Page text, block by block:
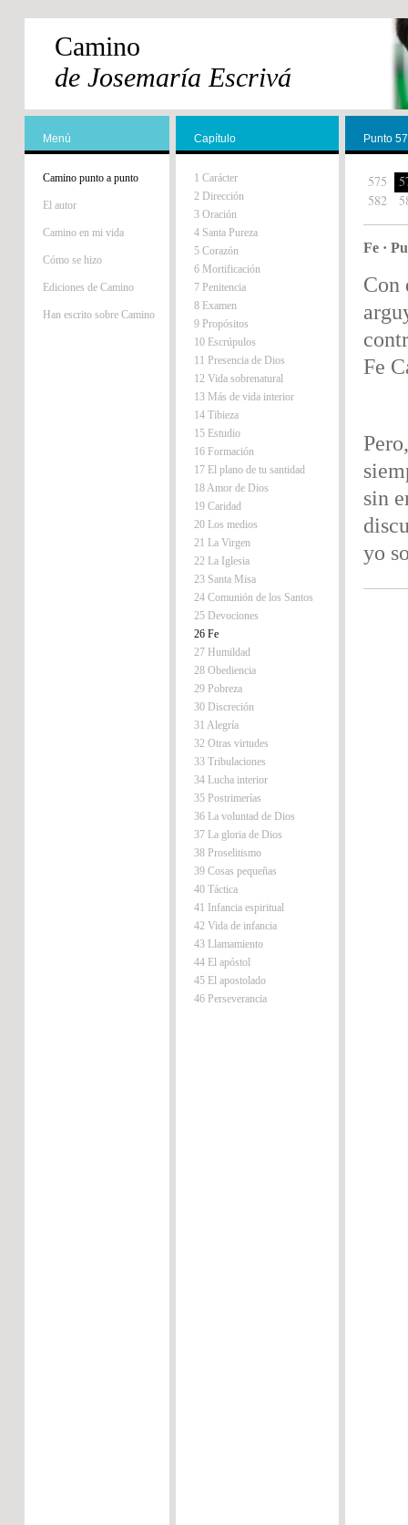
Camino
de Josemaría Escrivá
Menú
Camino punto a punto
El autor
Camino en mi vida
Cómo se hizo
Ediciones de Camino
Han escrito sobre Camino
Capítulo
1 Carácter
2 Dirección
3 Oración
4 Santa Pureza
5 Corazón
6 Mortificación
7 Penitencia
8 Examen
9 Propósitos
10 Escrúpulos
11 Presencia de Dios
12 Vida sobrenatural
13 Más de vida interior
14 Tibieza
15 Estudio
16 Formación
17 El plano de tu santidad
18 Amor de Dios
19 Caridad
20 Los medios
21 La Virgen
22 La Iglesia
23 Santa Misa
24 Comunión de los Santos
25 Devociones
26 Fe
27 Humildad
28 Obediencia
29 Pobreza
30 Discreción
31 Alegría
32 Otras virtudes
33 Tribulaciones
34 Lucha interior
35 Postrimerías
36 La voluntad de Dios
37 La gloria de Dios
38 Proselitismo
39 Cosas pequeñas
40 Táctica
41 Infancia espiritual
42 Vida de infancia
43 Llamamiento
44 El apóstol
45 El apostolado
46 Perseverancia
Punto
575
582
Fe ·
Con
Fe
sin
yo